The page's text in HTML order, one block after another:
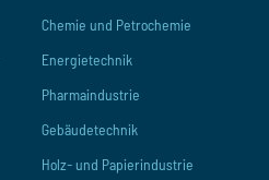
Chemie und Petrochemie
Energietechnik
Pharmaindustrie
Gebäudetechnik
Holz- und Papierindustrie